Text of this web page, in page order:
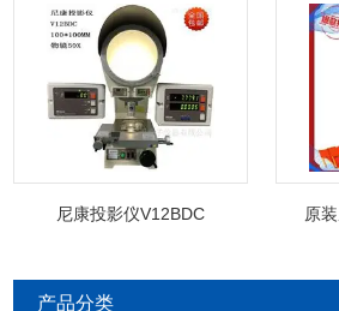
尼康投影仪V12BDC 原
产品分类